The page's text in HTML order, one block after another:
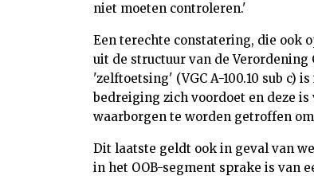
niet moeten controleren.'
Een terechte constatering, die ook
uit de structuur van de Verordening
'zelftoetsing' (VGC A-100.10 sub c)
bedreiging zich voordoet en deze
waarborgen te worden getroffen
Dit laatste geldt ook in geval van
in het OOB-segment sprake is van